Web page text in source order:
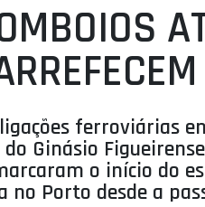
ferroviárias
Ginásio
o início do
no Porto desde a